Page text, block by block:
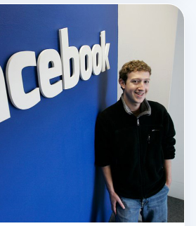
谷歌服务的无缝融合而闻名。 2.
，微软提供的电子邮件服务非常受欢
件相结合。 3. Yahoo Mail：具有强大
滤功能，是一种老式的免费邮箱服
端到端加密为特征，专为注重隐私的用
为企业客户提供无广告的专业邮件服
。 这类邮箱服务各有其独特的优势，
选择最合适的服务。